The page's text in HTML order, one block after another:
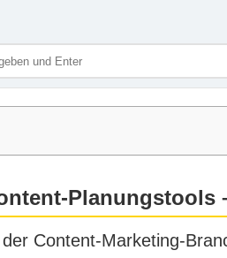
Planungstools
Content-Marketing-